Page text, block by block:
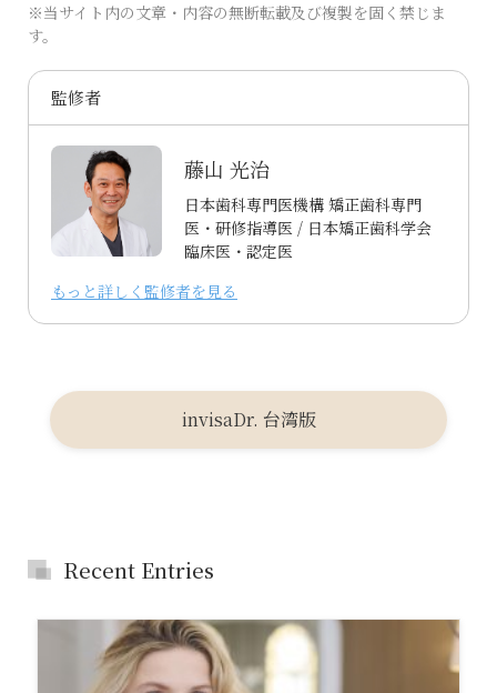
※当サイト内の文章・内容の無断転載及び複製を固く禁じま
す。
監修者
藤山 光治
日本歯科専門医機構 矯正歯科専門
医・研修指導医 / 日本矯正歯科学会
臨床医・認定医
もっと詳しく監修者を見る
invisaDr. 台湾版
Recent Entries